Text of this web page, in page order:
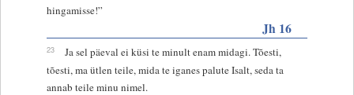
hingamisse!”
Jh 16
23
Ja sel päeval ei küsi te minult enam midagi. Tõesti,
tõesti, ma ütlen teile, mida te iganes palute Isalt, seda ta
annab teile minu nimel.